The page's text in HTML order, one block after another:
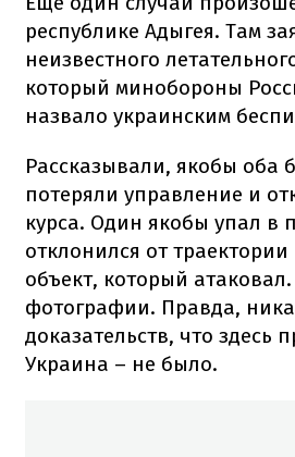
республике Адыгея. Там
неизвестного
который минобороны
назвало украинским
Рассказывали, якобы оба
потеряли управление и
курса. Один якобы упал в
отклонился от
объект, который
фотографии. Правда,
доказательств, что здесь
Украина – не было.